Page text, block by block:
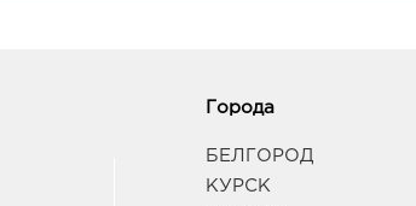
Города
БЕЛГОРОД
КУРСК